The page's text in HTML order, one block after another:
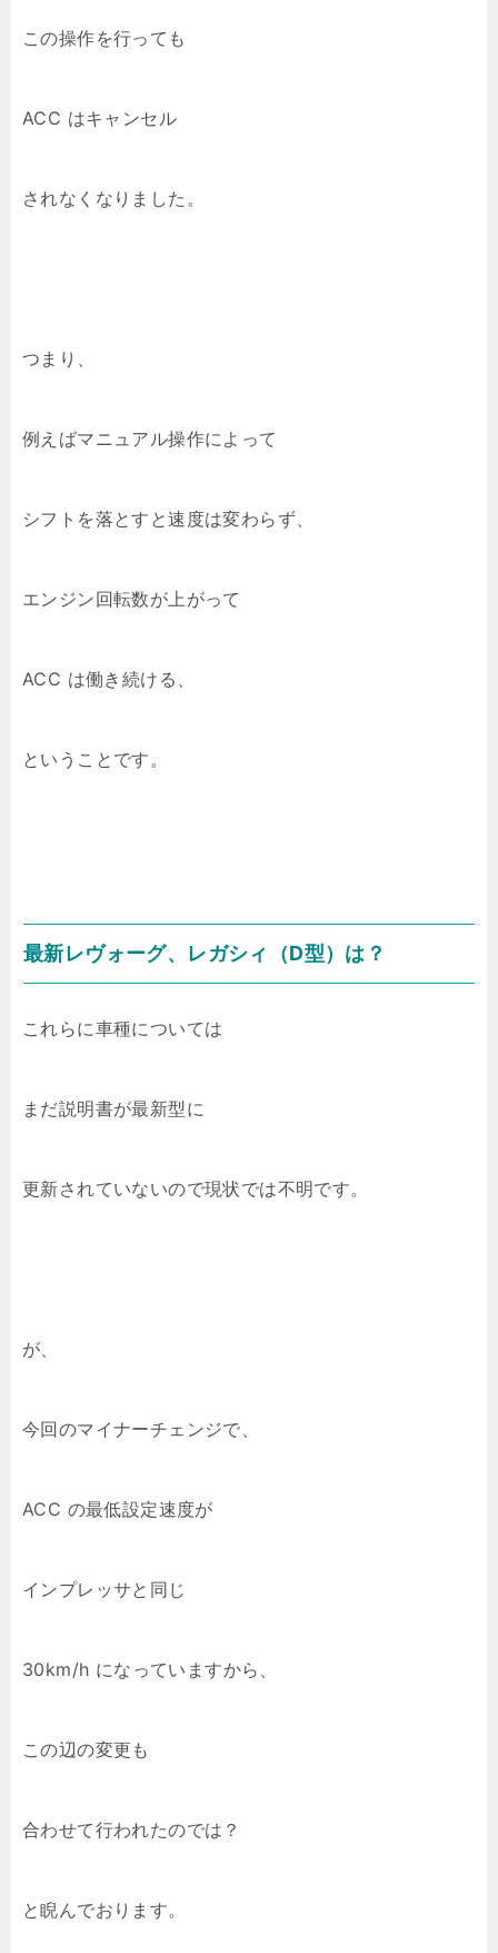
この操作を行っても
ACC はキャンセル
されなくなりました。
つまり、
例えばマニュアル操作によって
シフトを落とすと速度は変わらず、
エンジン回転数が上がって
ACC は働き続ける、
ということです。
最新レヴォーグ、レガシィ（D型）は？
これらに車種については
まだ説明書が最新型に
更新されていないので現状では不明です。
が、
今回のマイナーチェンジで、
ACC の最低設定速度が
インプレッサと同じ
30km/h になっていますから、
この辺の変更も
合わせて行われたのでは？
と睨んでおります。